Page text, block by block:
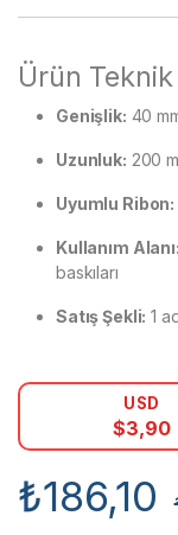
Ürün
Genişlik: 40
Uzunluk: 200
Uyumlu Ribon:
Kullanım Alanı:
baskıları
Satış Şekli: 1
USD
$3,90
₺186,10